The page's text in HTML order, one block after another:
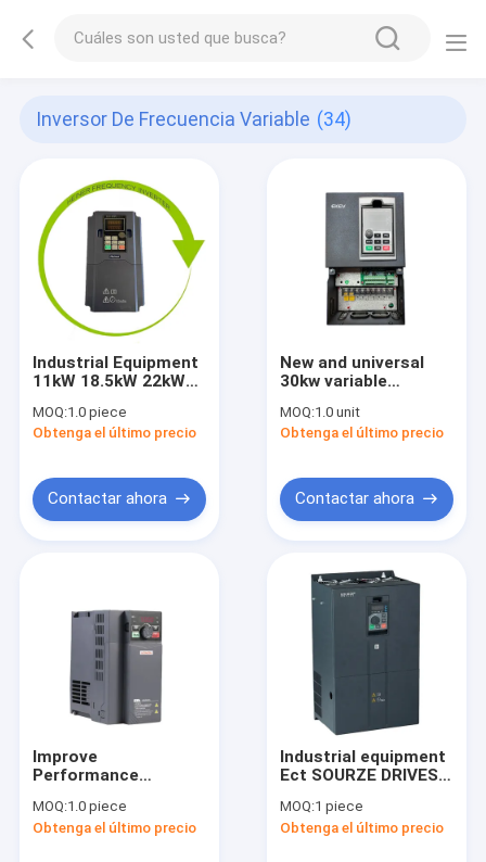
Inversor De Frecuencia Variable (34)
Industrial Equipment
11kW 18.5kW 22kW
Drive Pump Motor
VFD Variable
Converters Inverters
MOQ:1.0 piece
Obtenga el último precio
Contactar ahora
New and universal
30kw variable
380v/440v 40hp vfd
inverter EK600
MOQ:1.0 unit
Obtenga el último precio
Contactar ahora
Improve
Performance
Frequency Variable
Speed ​​7.5kw 380V
MOQ:1.0 piece
Obtenga el último precio
Industrial equipment
Ect SOURZE DRIVES
frequency inverter
vfd 3 phase 380v
MOQ:1 piece
Obtenga el último precio